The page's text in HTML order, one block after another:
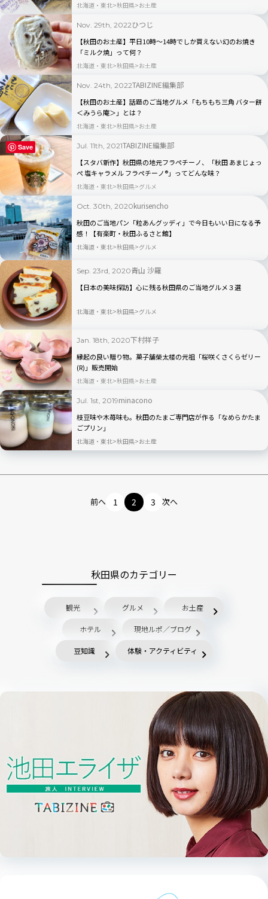
北海道・東北 秋田県 お土産
Nov. 29th, 2022ひつじ
【秋田のお土産】平日10時〜14時でしか買えない幻のお焼き
「ミルク焼」って何？
北海道・東北 秋田県 お土産
Nov. 24th, 2022TABIZINE編集部
【秋田のお土産】話題のご当地グルメ「もちもち三角 バター餅
＜みうら庵＞」とは？
北海道・東北 秋田県 お土産
Jul. 11th, 2021TABIZINE編集部
【スタバ新作】秋田県の地元フラペチーノ、「秋田 あまじょっ
ぺ 塩キャラメル フラペチーノ®」ってどんな味？
北海道・東北 秋田県 グルメ
Oct. 30th, 2020kurisencho
秋田のご当地パン「粒あんグッディ」で今日もいい日になる予
感！【有楽町・秋田ふるさと館】
北海道・東北 秋田県 グルメ
Sep. 23rd, 2020青山 沙羅
【日本の美味探訪】心に残る秋田県のご当地グルメ３選
北海道・東北 秋田県 グルメ
Jan. 18th, 2020下村祥子
縁起の良い贈り物。菓子舗榮太楼の元祖「桜咲くさくらゼリー
(R)」販売開始
北海道・東北 秋田県 お土産
Jul. 1st, 2019minacono
枝豆味や木苺味も。秋田のたまご専門店が作る「なめらかたま
ごプリン」
北海道・東北 秋田県 お土産
前へ 1 2 3 次へ
秋田県のカテゴリー
観光 グルメ お土産
ホテル 現地ルポ／ブログ
豆知識 体験・アクティビティ
Save